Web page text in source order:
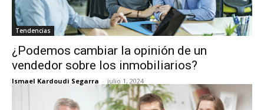
Tendencias
¿Podemos cambiar la opinión de un
vendedor sobre los inmobiliarios?
Ismael Kardoudi Segarra - julio 1, 2024